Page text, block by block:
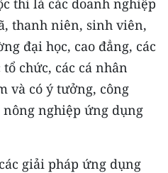
thi là các doanh nghiệp
thanh niên, sinh viên,
đại học, cao đẳng, các
chức, các cá nhân
và có ý tưởng, công
nghiệp ứng dụng
giải pháp ứng dụng